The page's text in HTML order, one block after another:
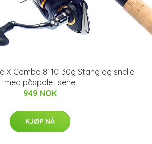
X Combo 8' 10-30g Stang og snelle
med påspolet sene
949 NOK
KJØP NÅ